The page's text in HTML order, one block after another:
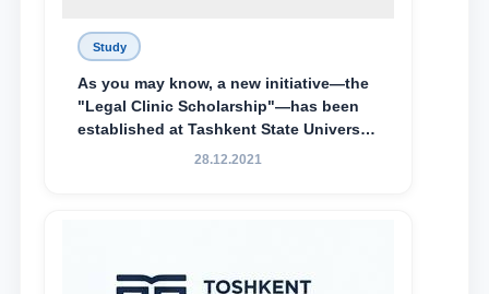
Study
As you may know, a new initiative—the
"Legal Clinic Scholarship"—has been
established at Tashkent State University
of Law to encourage talented, active,
28.12.2021